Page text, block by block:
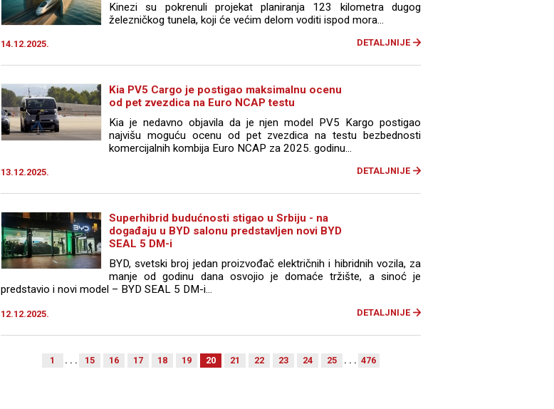
Kinezi su pokrenuli projekat planiranja 123 kilometra dugog
železničkog tunela, koji će većim delom voditi ispod mora...
14.12.2025. DETALJNIJE
Kia PV5 Cargo je postigao maksimalnu ocenu
od pet zvezdica na Euro NCAP testu
Kia je nedavno objavila da je njen model PV5 Kargo postigao
najvišu moguću ocenu od pet zvezdica na testu bezbednosti
komercijalnih kombija Euro NCAP za 2025. godinu...
13.12.2025. DETALJNIJE
Superhibrid budućnosti stigao u Srbiju - na
događaju u BYD salonu predstavljen novi BYD
SEAL 5 DM-i
BYD, svetski broj jedan proizvođač električnih i hibridnih vozila, za
manje od godinu dana osvojio je domaće tržište, a sinoć je
predstavio i novi model – BYD SEAL 5 DM-i...
12.12.2025. DETALJNIJE
1 . . . 15 16 17 18 19 20 21 22 23 24 25 . . . 476